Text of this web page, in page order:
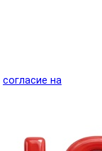
согласие на